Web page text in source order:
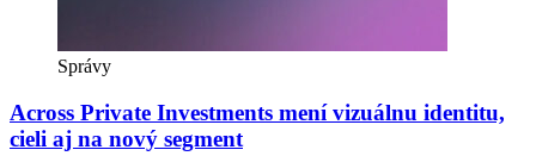
Správy
Across Private Investments mení vizuálnu identitu,
cieli aj na nový segment